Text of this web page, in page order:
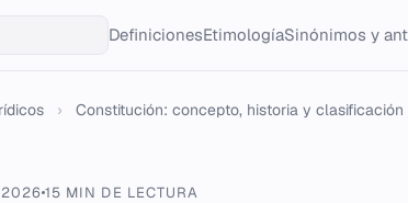
DefinicionesEtimologíaSinónimos y
› Constitución: concepto, historia y clasificación
202615 MIN DE LECTURA